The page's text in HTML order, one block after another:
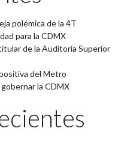
polémica de la 4T
para la CDMX
de la Auditoría Superior
del Metro
la CDMX